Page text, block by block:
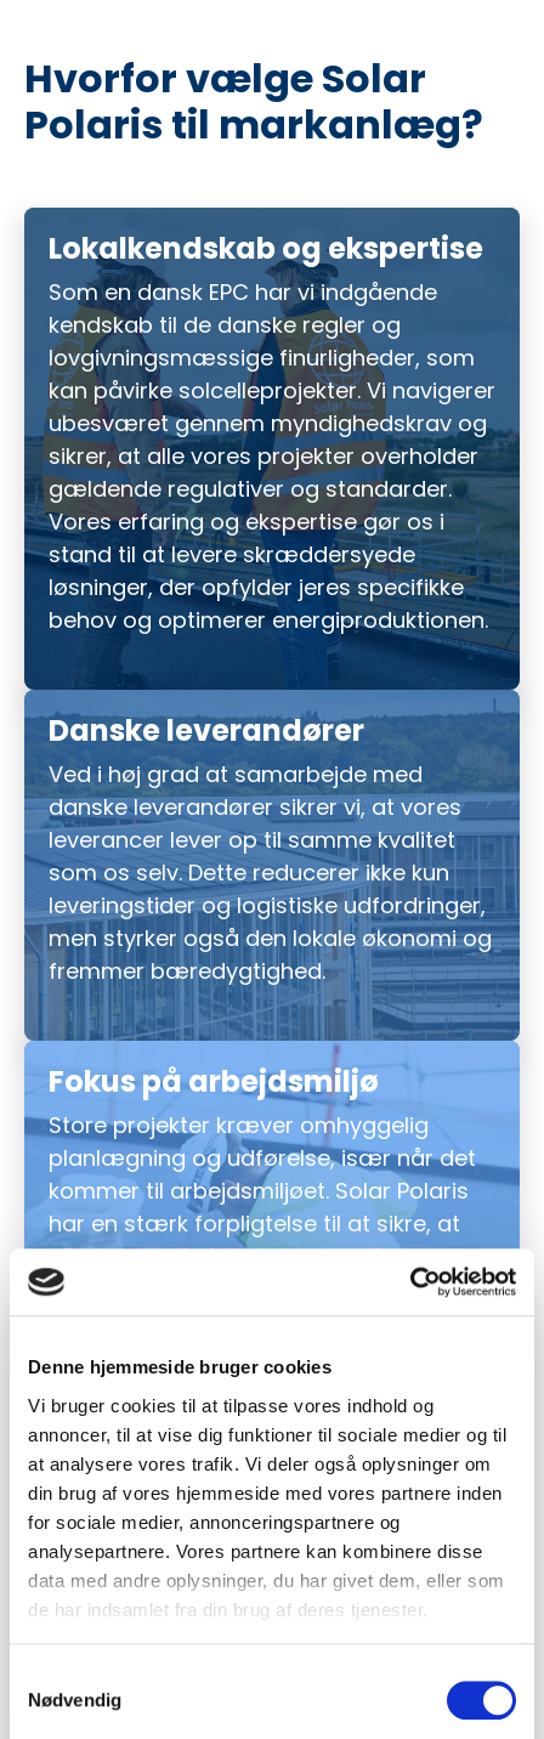
Denne hjemmeside bruger cookies
Vi bruger cookies til at tilpasse vores indhold og
annoncer, til at vise dig funktioner til sociale medier og til
at analysere vores trafik. Vi deler også oplysninger om
din brug af vores hjemmeside med vores partnere inden
for sociale medier, annonceringspartnere og
analysepartnere. Vores partnere kan kombinere disse
data med andre oplysninger, du har givet dem, eller som
de har indsamlet fra din brug af deres tjenester.
Nødvendig
Hvorfor vælge Solar
Polaris til markanlæg?
Lokalkendskab og ekspertise
Som en dansk EPC har vi indgående
kendskab til de danske regler og
lovgivningsmæssige finurligheder, som
kan påvirke solcelleprojekter. Vi navigerer
ubesværet gennem myndighedskrav og
sikrer, at alle vores projekter overholder
gældende regulativer og standarder.
Vores erfaring og ekspertise gør os i
stand til at levere skræddersyede
løsninger, der opfylder jeres specifikke
behov og optimerer energiproduktionen.
Danske leverandører
Ved i høj grad at samarbejde med
danske leverandører sikrer vi, at vores
leverancer lever op til samme kvalitet
som os selv. Dette reducerer ikke kun
leveringstider og logistiske udfordringer,
men styrker også den lokale økonomi og
fremmer bæredygtighed.
Fokus på arbejdsmiljø
Store projekter kræver omhyggelig
planlægning og udførelse, især når det
kommer til arbejdsmiljøet. Solar Polaris
har en stærk forpligtelse til at sikre, at
alle vores arbejdspladser er sikre og
sunde. Vi samarbejder direkte med
Arbejdstilsynet for at finde de bedste
løsninger og sikre overholdelse af alle
løft og arbejde i højder, hvor vi
implementerer de nyeste
sikkerhedsforanstaltninger og
teknologier. Regelmæssige inspektioner
og træningsprogrammer sikrer, at vores
montører er velinformerede og
forberedte på at håndtere enhver